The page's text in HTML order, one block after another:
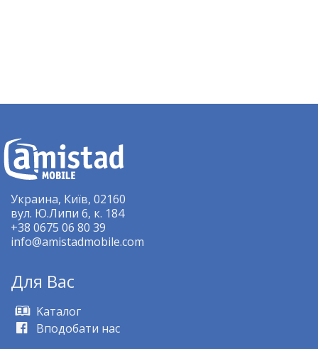
Украина, Київ, 02160
вул. Ю.Липи 6, к. 184
+38 0675 06 80 39
info@amistadmobile.com
Для Bас
Kаталог
Вподобати нас